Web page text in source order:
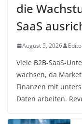
die
SaaS
August 5, 2026
Viele B2B-SaaS-
wachsen, da
Finanzen mit
Daten arbeiten.